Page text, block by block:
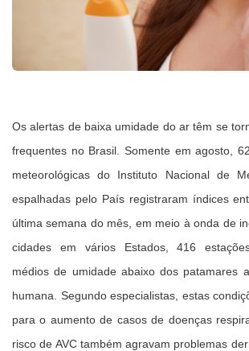
Os alertas de baixa umidade do ar têm se
frequentes no Brasil. Somente em agosto,
meteorológicas do Instituto Nacional de
espalhadas pelo País registraram índices
última semana do mês, em meio à onda de
cidades em vários Estados, 416
médios de umidade abaixo dos patamares
humana. Segundo especialistas, estas
para o aumento de casos de doenças
risco de AVC também agravam problemas